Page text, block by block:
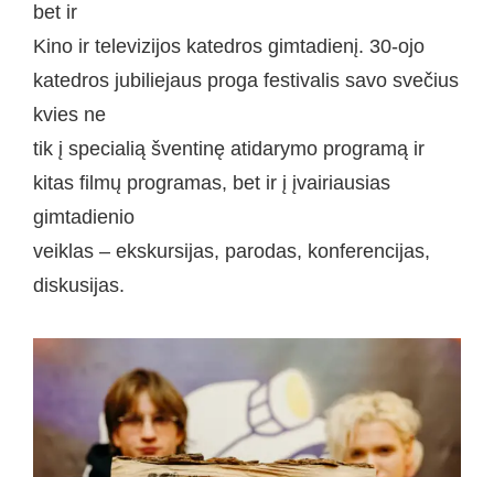
bet ir
Kino ir televizijos katedros gimtadienį. 30-ojo
katedros jubiliejaus proga festivalis savo svečius
kvies ne
tik į specialią šventinę atidarymo programą ir
kitas filmų programas, bet ir į įvairiausias
gimtadienio
veiklas – ekskursijas, parodas, konferencijas,
diskusijas.